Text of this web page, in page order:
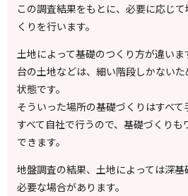
この調査結果をもとに、必要に応じ
くりを行います。
土地によって基礎のつくり方が違い
台の土地などは、細い階段しかない
状態です。
そういった場所の基礎づくりはすべて
すべて自社で行うので、基礎づくり
できます。
地盤調査の結果、土地によっては深
必要な場合があります。